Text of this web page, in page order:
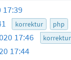
17:39
korrektur php
17:46 korrektur
17:44